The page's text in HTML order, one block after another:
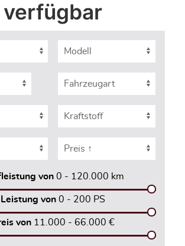
verfügbar
von 0 - 120.000 km
Leistung von 0 - 200 PS
von 11.000 - 66.000 €